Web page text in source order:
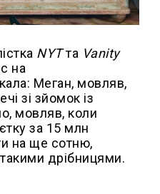
NYTта Vanity
на
Меган, мовляв,
зі зйомок із
мовляв, коли
за 15 млн
на ще сотню,
дрібницями.